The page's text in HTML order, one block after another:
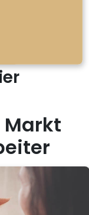
Markt